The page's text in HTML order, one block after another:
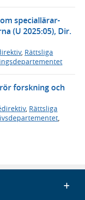
speciallärar-
(U 2025:05), Dir.
, Rättsliga
forskning och
, Rättsliga
,